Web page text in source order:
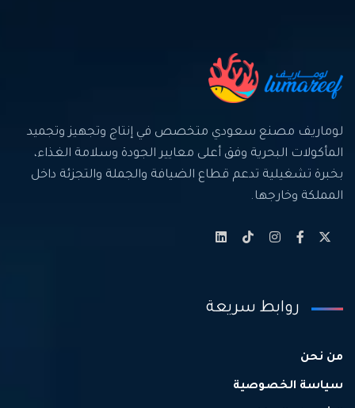
لوماريف مصنع سعودي متخصص في إنتاج وتجهيز وتجميد
المأكولات البحرية وفق أعلى معايير الجودة وسلامة الغذاء،
بخبرة تشغيلية تدعم قطاع الضيافة والجملة والتجزئة داخل
المملكة وخارجها.
روابط سريعة
من نحن
سياسة الخصوصية